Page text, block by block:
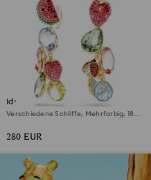
Idyllia Ohrclips
Verschiedene Schliffe, Mehrfarbig, 18K
280 EUR